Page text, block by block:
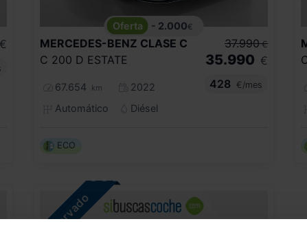
€
- 2.000€
MERCEDES-BENZ CLASE C
C 200 D ESTATE
67.654 km
2022
Automático
Diésel
37.990 €
35.990 €
428
€/mes
ECO